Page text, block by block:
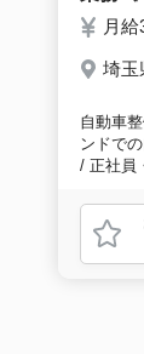
月
埼玉
自動車
ンドで
/ 正社員